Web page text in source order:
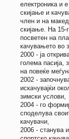
електроника и
скијање и
член и на
скијање. На 15-
посветен на
качувањето во
2000 - ја
голема пасија,
на повеќе
2002 -
искачувајќи
зимски услови,
2004 - го
споделува
качувачи,
2006 - станува